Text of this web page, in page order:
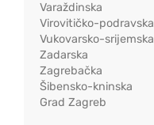
Varaždinska
Virovitičko-podravska
Vukovarsko-srijemska
Zadarska
Zagrebačka
Šibensko-kninska
Grad Zagreb